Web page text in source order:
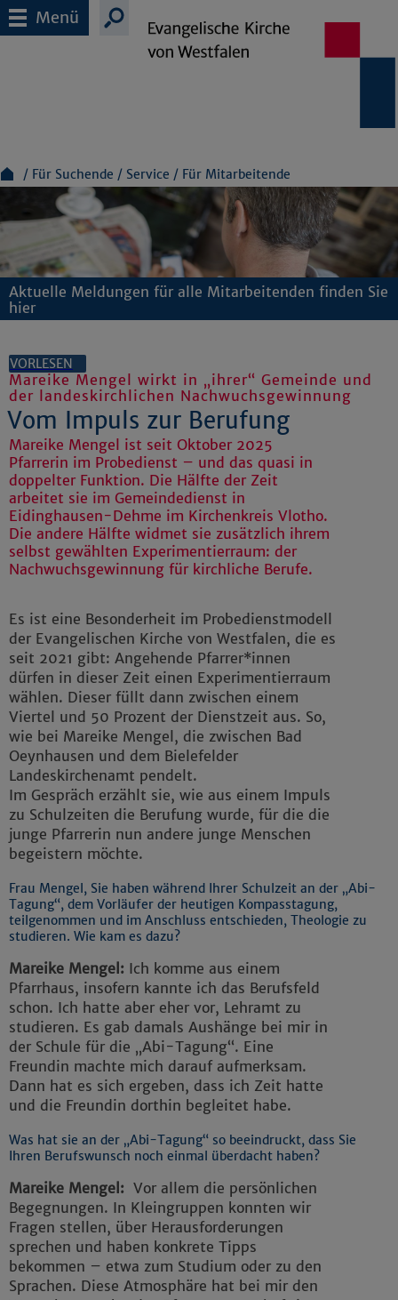
Menü
Für Suchende Service Für Mitarbeitende
Aktuelle Meldungen für alle Mitarbeitenden finden Sie
hier
VORLESEN
Mareike Mengel wirkt in „ihrer“ Gemeinde und
der landeskirchlichen Nachwuchsgewinnung
Vom Impuls zur Berufung
Mareike Mengel ist seit Oktober 2025
Pfarrerin im Probedienst – und das quasi in
doppelter Funktion. Die Hälfte der Zeit
arbeitet sie im Gemeindedienst in
Eidinghausen-Dehme im Kirchenkreis Vlotho.
Die andere Hälfte widmet sie zusätzlich ihrem
selbst gewählten Experimentierraum: der
Nachwuchsgewinnung für kirchliche Berufe.
Es ist eine Besonderheit im Probedienstmodell
der Evangelischen Kirche von Westfalen, die es
seit 2021 gibt: Angehende Pfarrer*innen
dürfen in dieser Zeit einen Experimentierraum
wählen. Dieser füllt dann zwischen einem
Viertel und 50 Prozent der Dienstzeit aus. So,
wie bei Mareike Mengel, die zwischen Bad
Oeynhausen und dem Bielefelder
Landeskirchenamt pendelt.
Im Gespräch erzählt sie, wie aus einem Impuls
zu Schulzeiten die Berufung wurde, für die die
junge Pfarrerin nun andere junge Menschen
begeistern möchte.
Frau Mengel, Sie haben während Ihrer Schulzeit an der „Abi-
Tagung“, dem Vorläufer der heutigen Kompasstagung,
teilgenommen und im Anschluss entschieden, Theologie zu
studieren. Wie kam es dazu?
Mareike Mengel: Ich komme aus einem
Pfarrhaus, insofern kannte ich das Berufsfeld
schon. Ich hatte aber eher vor, Lehramt zu
studieren. Es gab damals Aushänge bei mir in
der Schule für die „Abi-Tagung“. Eine
Freundin machte mich darauf aufmerksam.
Dann hat es sich ergeben, dass ich Zeit hatte
und die Freundin dorthin begleitet habe.
Was hat sie an der „Abi-Tagung“ so beeindruckt, dass Sie
Ihren Berufswunsch noch einmal überdacht haben?
Mareike Mengel: Vor allem die persönlichen
Begegnungen. In Kleingruppen konnten wir
Fragen stellen, über Herausforderungen
sprechen und haben konkrete Tipps
bekommen – etwa zum Studium oder zu den
Sprachen. Diese Atmosphäre hat bei mir den